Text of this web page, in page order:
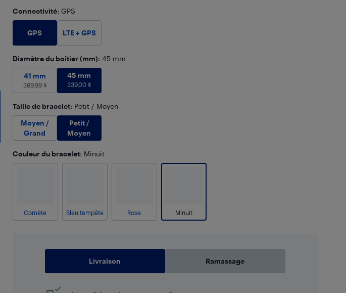
Connectivité: GPS
GPS LTE + GPS
Diamètre du boîtier (mm): 45 mm
41 mm
389,99$
41 mm
389,99$
45 mm
45 mm
339,00 $
Taille de bracelet: Petit / Moyen
Moyen /
Grand
Petit /
Moyen
Couleur du bracelet: Minuit
Comète Bleu tempête Rose Minuit
Livraison Ramassage